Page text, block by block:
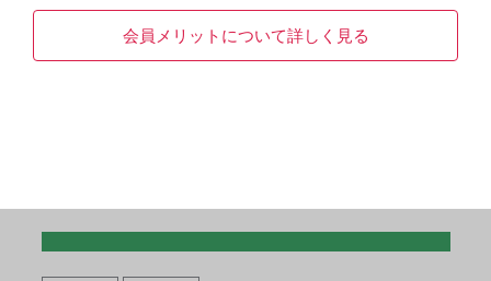
会員メリットについて詳しく見る